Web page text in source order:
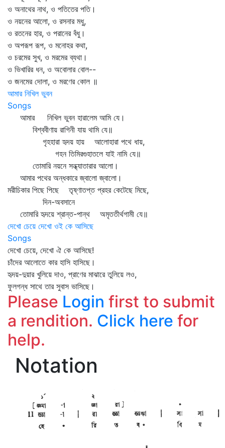
ও অনাথের নাথ, ও পতিতের পতি।
ও নয়নের আলো, ও রসনার মধু,
ও রতনের হার, ও পরানের বঁধু।
ও অপরূপ রূপ, ও মনোহর কথা,
ও চরমের সুখ, ও মরমের ব্যথা।
ও ভিখারির ধন, ও অবোলার বোল--
ও জনমের দোলা, ও মরণের কোল ॥
আমার নিখিল ভুবন
Songs
আমার নিখিল ভুবন হারালেম আমি যে।
বিশ্ববীণায় রাগিনী যায় থামি যে॥
গৃহহারা হৃদয় হায় আলোহারা পথে ধায়,
গহন তিমিরগুহাতলে যাই নামি যে॥
তোমারি নয়নে সন্ধ্যাতারার আলো।
আমার পথের অন্ধকারে জ্বালো জ্বালো।
মরীচিকার পিছে পিছে তৃষ্ণাতপ্ত প্রহর কেটেছে মিছে,
দিন-অবসানে
তোমারি হৃদয়ে শ্রান্ত-পান্থ অমৃততীর্থগামী যে॥
দেখো চেয়ে দেখো ওই কে আসিছে
Songs
দেখো চেয়ে, দেখো ঐ কে আসিছে!
চাঁদের আলোতে কার হাসি হাসিছে।
হৃদয়-দুয়ার খুলিয়ে দাও, প্রাণের মাঝারে তুলিয়ে লও,
ফুলগন্ধ সাথে তার সুবাস ভাসিছে।
Please Login first to submit
a rendition. Click here for
help.
Notation